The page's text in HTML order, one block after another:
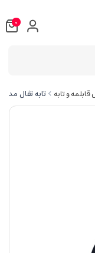
و تابه تابه تفال مدل Issencia Plus سایز 24
0